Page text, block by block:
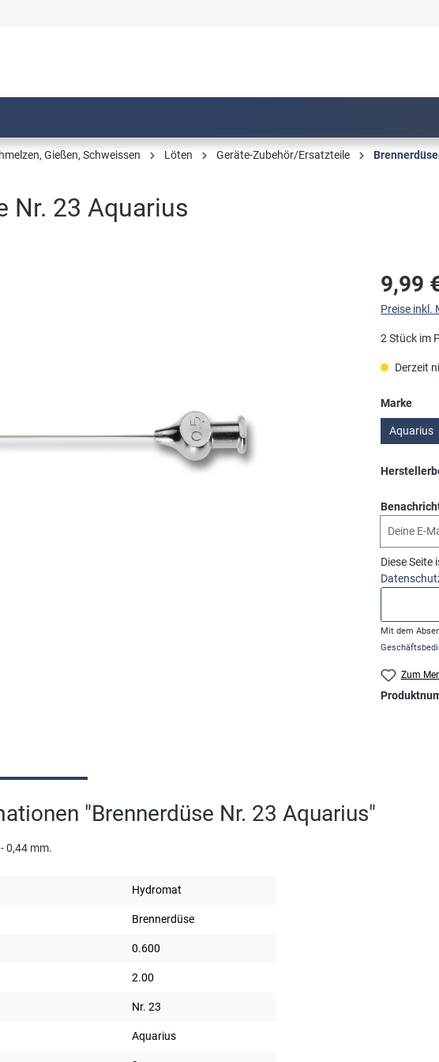
Gießen, Schweissen Löten Geräte-Zubehör/Ersatzteile
Nr. 23 Aquarius
9,99
Preise inkl.
2 Stück im
Derzeit
Marke
Aquarius
Diese Seite
Mit dem
Zum
"Brennerdüse Nr. 23 Aquarius"
0,44 mm.
Hydromat
Brennerdüse
0.600
2.00
Nr. 23
Aquarius